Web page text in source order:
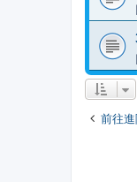
前往